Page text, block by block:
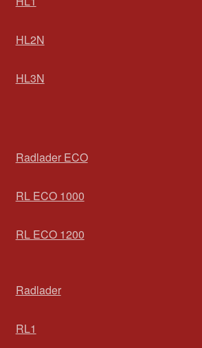
HL2N
HL3N
Radlader ECO
RL ECO 1000
RL ECO 1200
Radlader
RL1